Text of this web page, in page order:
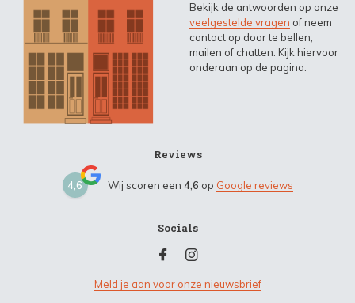
Bekijk de antwoorden op onze
veelgestelde vragen of neem
contact op door te bellen,
mailen of chatten. Kijk hiervoor
onderaan op de pagina.
Reviews
4,6 Wij scoren een 4,6 op Google reviews
Socials
Meld je aan voor onze nieuwsbrief